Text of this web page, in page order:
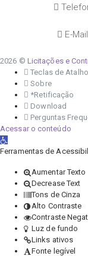
E-
2026 © Licitações e
Teclas de Atalho
Sobre
*Retificação
Download
Perguntas
Acessar o conteúdo
Abrir a barra de
Ferramentas de
Aumentar Texto
Decrease Text
Tons de Cinza
Alto Contraste
Contraste
Luz de fundo
Links ativos
Fonte legível